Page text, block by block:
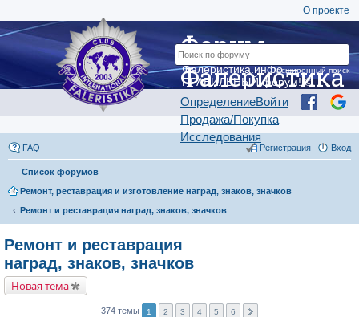
О проекте
Форум
Фалеристика
Фалеристика.инфо —
ПРАВИЛЬНЫЙ форум! ©
Определение
Продажа/Покупка
Исследования
Войти
Расширенный поиск
FAQ Вход
Регистрация
Список форумов
Ремонт, реставрация и изготовление наград, знаков, значков
Ремонт и реставрация наград, знаков, значков
Ремонт и реставрация
наград, знаков, значков
Новая тема
374 темы 1 2 3 4 5 6